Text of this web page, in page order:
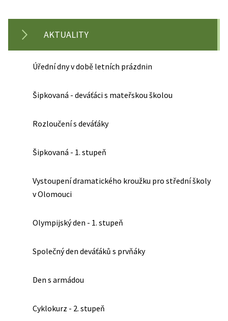
AKTUALITY
Úřední dny v době letních prázdnin
Šipkovaná - deváťáci s mateřskou školou
Rozloučení s deváťáky
Šipkovaná - 1. stupeň
Vystoupení dramatického kroužku pro střední školy
v Olomouci
Olympijský den - 1. stupeň
Společný den deváťáků s prvňáky
Den s armádou
Cyklokurz - 2. stupeň